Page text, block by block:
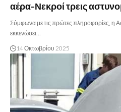
αέρα-Νεκροί τρεις
Σύμφωνα με τις πρώτες πληροφορίες, η
εκκενώσει…
14 Οκτωβρίου 2025